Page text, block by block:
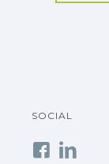
SOCIAL